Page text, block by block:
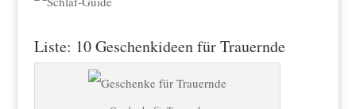
Liste: 10 Geschenkideen für Trauernde